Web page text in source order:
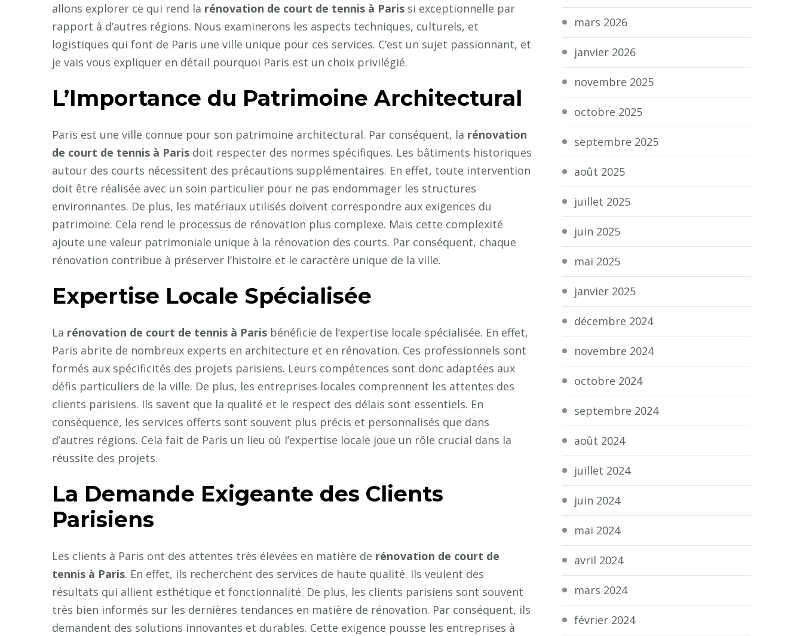
de
rénovation
de
court
tennis
à
par
rapport
à
ceux
d’autres
régions?
allons explorer ce qui rend la rénovation de court de tennis à Paris si exceptionnelle par
rapport à d’autres régions. Nous examinerons les aspects techniques, culturels, et
logistiques qui font de Paris une ville unique pour ces services. C’est un sujet passionnant, et
je vais vous expliquer en détail pourquoi Paris est un choix privilégié.
L’Importance du Patrimoine Architectural
Paris est une ville connue pour son patrimoine architectural. Par conséquent, la rénovation
de court de tennis à Paris doit respecter des normes spécifiques. Les bâtiments historiques
autour des courts nécessitent des précautions supplémentaires. En effet, toute intervention
doit être réalisée avec un soin particulier pour ne pas endommager les structures
environnantes. De plus, les matériaux utilisés doivent correspondre aux exigences du
patrimoine. Cela rend le processus de rénovation plus complexe. Mais cette complexité
ajoute une valeur patrimoniale unique à la rénovation des courts. Par conséquent, chaque
rénovation contribue à préserver l’histoire et le caractère unique de la ville.
Expertise Locale Spécialisée
La rénovation de court de tennis à Paris bénéficie de l’expertise locale spécialisée. En effet,
Paris abrite de nombreux experts en architecture et en rénovation. Ces professionnels sont
formés aux spécificités des projets parisiens. Leurs compétences sont donc adaptées aux
défis particuliers de la ville. De plus, les entreprises locales comprennent les attentes des
clients parisiens. Ils savent que la qualité et le respect des délais sont essentiels. En
conséquence, les services offerts sont souvent plus précis et personnalisés que dans
d’autres régions. Cela fait de Paris un lieu où l’expertise locale joue un rôle crucial dans la
réussite des projets.
La Demande Exigeante des Clients
Parisiens
Les clients à Paris ont des attentes très élevées en matière de rénovation de court de
tennis à Paris. En effet, ils recherchent des services de haute qualité. Ils veulent des
résultats qui allient esthétique et fonctionnalité. De plus, les clients parisiens sont souvent
très bien informés sur les dernières tendances en matière de rénovation. Par conséquent, ils
demandent des solutions innovantes et durables. Cette exigence pousse les entreprises à
mars 2026
janvier 2026
novembre 2025
octobre 2025
septembre 2025
août 2025
juillet 2025
juin 2025
mai 2025
janvier 2025
décembre 2024
novembre 2024
octobre 2024
septembre 2024
août 2024
juillet 2024
juin 2024
mai 2024
avril 2024
mars 2024
février 2024